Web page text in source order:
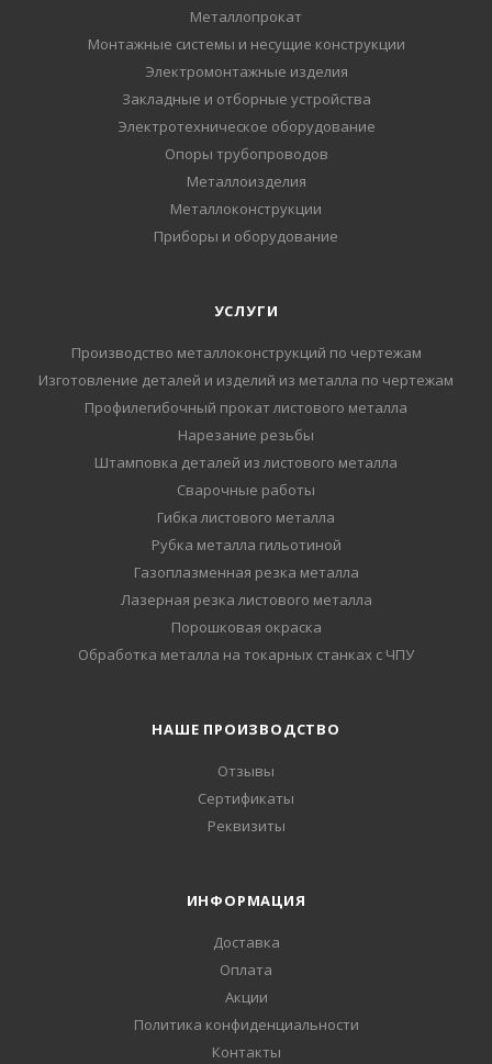
Металлопрокат
Монтажные системы и несущие конструкции
Электромонтажные изделия
Закладные и отборные устройства
Электротехническое оборудование
Опоры трубопроводов
Металлоизделия
Металлоконструкции
Приборы и оборудование
УСЛУГИ
Производство металлоконструкций по чертежам
Изготовление деталей и изделий из металла по чертежам
Профилегибочный прокат листового металла
Нарезание резьбы
Штамповка деталей из листового металла
Сварочные работы
Гибка листового металла
Рубка металла гильотиной
Газоплазменная резка металла
Лазерная резка листового металла
Порошковая окраска
Обработка металла на токарных станках с ЧПУ
НАШЕ ПРОИЗВОДСТВО
Отзывы
Сертификаты
Реквизиты
ИНФОРМАЦИЯ
Доставка
Оплата
Акции
Политика конфиденциальности
Контакты